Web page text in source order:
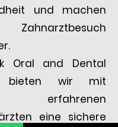
und machen
Oral and Dental
bieten wir mit
erfahrenen
eine sichere